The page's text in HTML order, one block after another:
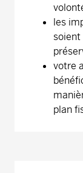
les
soient
votre
plan